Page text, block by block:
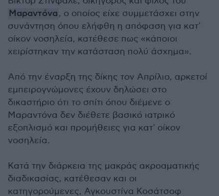
Μαραντόνα, ο οποίος είχε συμμετάσχει στην
συνάντηση όπου ελήφθη η απόφαση για κατ'
οίκον νοσηλεία, κατέθεσε πως «κάποιοι
χειρίστηκαν την κατάσταση πολύ άσχημα».
Από την έναρξη της δίκης τον Απρίλιο, αρκετοί
εμπειρογνώμονες έχουν δηλώσει στο
δικαστήριο ότι το σπίτι όπου διέμενε ο
Μαραντόνα δεν διέθετε βασικό ιατρικό
εξοπλισμό και προμήθειες για κατ' οίκον
νοσηλεία.
Κατά την διάρκεια της μακράς ακροαματικής
διαδικασίας, κατέθεσαν και οι
κατηγορούμενες, Αγκουστίνα Κοσάτσοφ